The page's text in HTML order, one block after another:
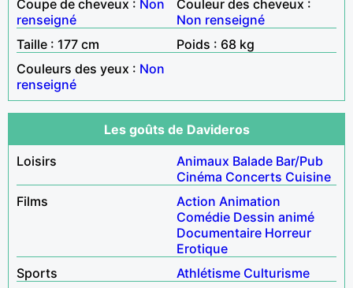
Coupe de cheveux : Non
renseigné
Couleur des cheveux :
Non renseigné
Taille : 177 cm
Poids : 68 kg
Couleurs des yeux : Non
renseigné
Les goûts de Davideros
Loisirs
Animaux Balade Bar/Pub
Cinéma Concerts Cuisine
Films
Action Animation
Comédie Dessin animé
Documentaire Horreur
Erotique
Sports
Athlétisme Culturisme